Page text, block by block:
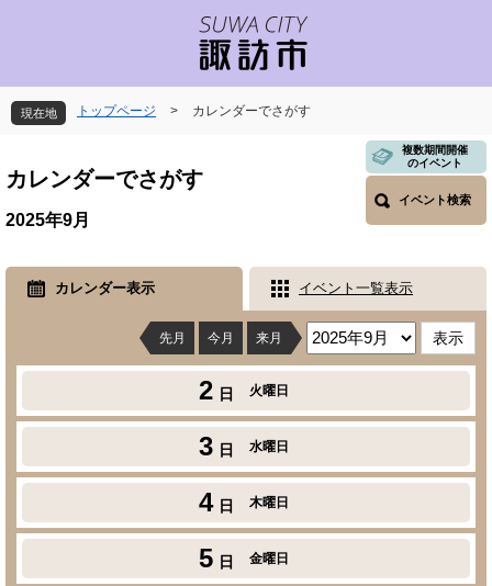
先
頭
す
を
飛
し
本
へ
現在地 トップページ > カレンダーでさがす
文
カレンダーでさがす
複数期間開催
のイベント
イベント検索
2025年9月
カレンダー表示 イベント一覧表示
先月 今月 来月
2 日 火曜日
3 日 水曜日
4 日 木曜日
5 日 金曜日